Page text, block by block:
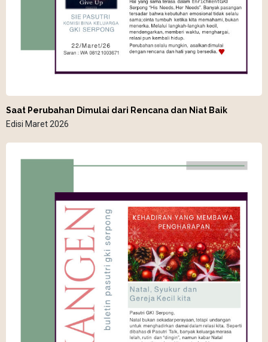
Saat Perubahan Dimulai dari Rencana dan Niat Baik
Edisi Maret 2026